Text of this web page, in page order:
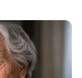
Musik, Bermain